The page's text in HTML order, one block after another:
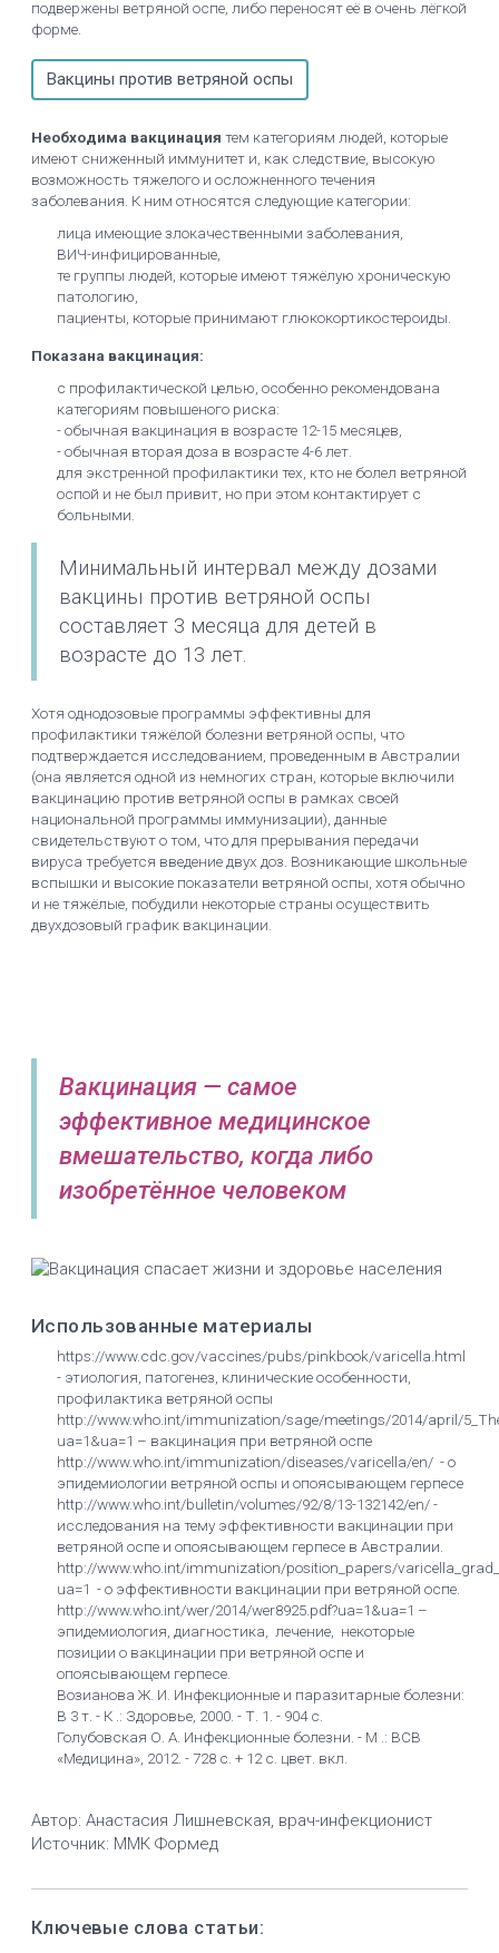
подвержены ветряной оспе, либо переносят её в очень лёгкой
форме.
Вакцины против ветряной оспы
Необходима вакцинация тем категориям людей, которые
имеют сниженный иммунитет и, как следствие, высокую
возможность тяжелого и осложненного течения
заболевания. К ним относятся следующие категории:
лица имеющие злокачественными заболевания,
ВИЧ-инфицированные,
те группы людей, которые имеют тяжёлую хроническую
патологию,
пациенты, которые принимают глюкокортикостероиды.
Показана вакцинация:
с профилактической целью, особенно рекомендована
категориям повышеного риска:
- обычная вакцинация в возрасте 12-15 месяцев,
- обычная вторая доза в возрасте 4-6 лет.
для экстренной профилактики тех, кто не болел ветряной
оспой и не был привит, но при этом контактирует с
больными.
Минимальный интервал между дозами
вакцины против ветряной оспы
составляет 3 месяца для детей в
возрасте до 13 лет.
Хотя однодозовые программы эффективны для
профилактики тяжёлой болезни ветряной оспы, что
подтверждается исследованием, проведенным в Австралии
(она является одной из немногих стран, которые включили
вакцинацию против ветряной оспы в рамках своей
национальной программы иммунизации), данные
свидетельствуют о том, что для прерывания передачи
вируса требуется введение двух доз. Возникающие школьные
вспышки и высокие показатели ветряной оспы, хотя обычно
и не тяжёлые, побудили некоторые страны осуществить
двухдозовый график вакцинации.
Вакцинация — самое
эффективное медицинское
вмешательство, когда либо
изобретённое человеком
Использованные материалы
https://www.cdc.gov/vaccines/pubs/pinkbook/varicella.html
- этиология, патогенез, клинические особенности,
профилактика ветряной оспы
http://www.who.int/immunization/sage/meetings/2014/april/
ua=1&ua=1 – вакцинация при ветряной оспе
http://www.who.int/immunization/diseases/varicella/en/ - о
эпидемиологии ветряной оспы и опоясывающем герпесе
http://www.who.int/bulletin/volumes/92/8/13-132142/en/ -
исследования на тему эффективности вакцинации при
ветряной оспе и опоясывающем герпесе в Австралии.
http://www.who.int/immunization/position_papers/
ua=1 - о эффективности вакцинации при ветряной оспе.
http://www.who.int/wer/2014/wer8925.pdf?ua=1&ua=1 –
эпидемиология, диагностика, лечение, некоторые
позиции о вакцинации при ветряной оспе и
опоясывающем герпесе.
Возианова Ж. И. Инфекционные и паразитарные болезни:
В 3 т. - К .: Здоровье, 2000. - Т. 1. - 904 с.
Голубовская О. А. Инфекционные болезни. - М .: ВСВ
«Медицина», 2012. - 728 с. + 12 с. цвет. вкл.
Автор: Анастасия Лишневская, врач-инфекционист
Источник: ММК Формед
Ключевые слова статьи: